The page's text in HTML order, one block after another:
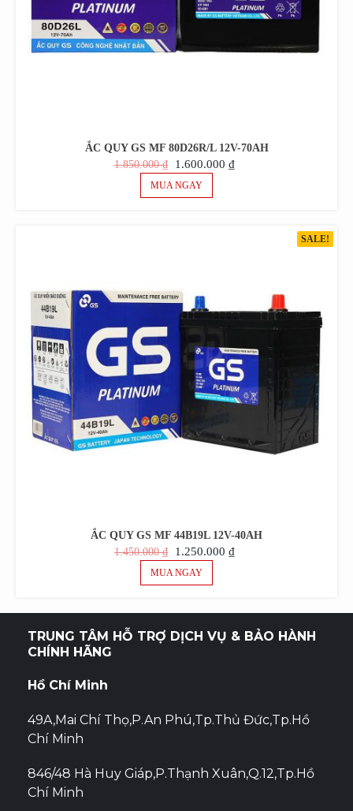
ẮC QUY GS MF 80D26R/L 12V-70AH
1.850.000₫
GIÁ
GỐC
LÀ:
1.600.000 ₫
1.600.000 ₫.
MUA NGAY
SALE!
ẮC QUY GS MF 44B19L 12V-40AH
1.450.000₫
GIÁ
GỐC
LÀ:
1.250.000 ₫
MUA NGAY
TRUNG TÂM HỖ TRỢ DỊCH VỤ & BẢO HÀNH
CHÍNH HÃNG
Hồ Chí Minh
49A,Mai Chí Thọ,P.An Phú,Tp.Thủ Đức,Tp.Hồ
Chí Minh
846/48 Hà Huy Giáp,P.Thạnh Xuân,Q.12,Tp.Hồ
Chí Minh